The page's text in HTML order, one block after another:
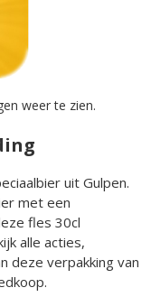
weer te zien.
uit Gulpen.
met een
fles 30cl
alle acties,
deze verpakking van